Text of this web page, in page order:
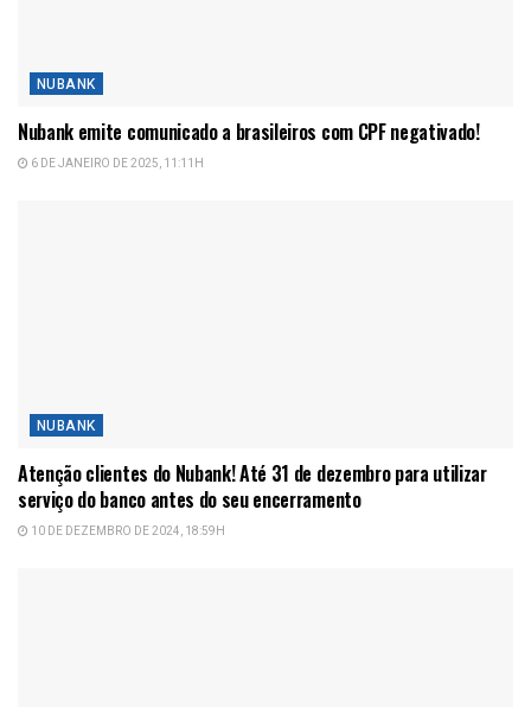
NUBANK
Nubank emite comunicado a brasileiros com CPF negativado!
6 DE JANEIRO DE 2025, 11:11H
NUBANK
Atenção clientes do Nubank! Até 31 de dezembro para utilizar
serviço do banco antes do seu encerramento
10 DE DEZEMBRO DE 2024, 18:59H